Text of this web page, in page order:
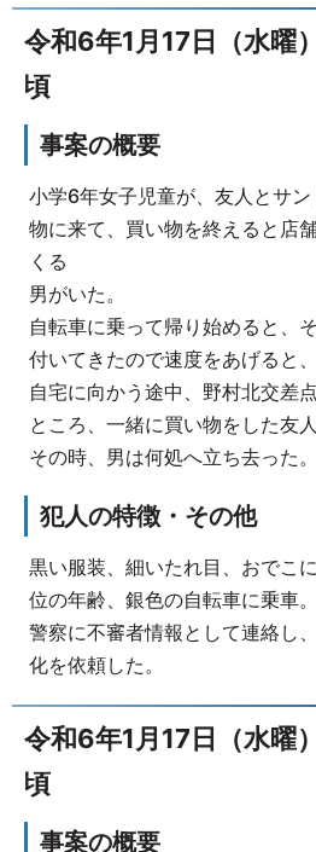
令和6年1月17日（水
頃
事案の概要
小学6年女子児童が、友人とサ
物に来て、買い物を終えると店
くる
男がいた。
自転車に乗って帰り始めると、
付いてきたので速度をあげると
自宅に向かう途中、野村北交差
ところ、一緒に買い物をした友
その時、男は何処へ立ち去った。
犯人の特徴・その他
黒い服装、細いたれ目、おでこ
位の年齢、銀色の自転車に乗車。
警察に不審者情報として連絡し
化を依頼した。
令和6年1月17日（水
頃
事案の概要